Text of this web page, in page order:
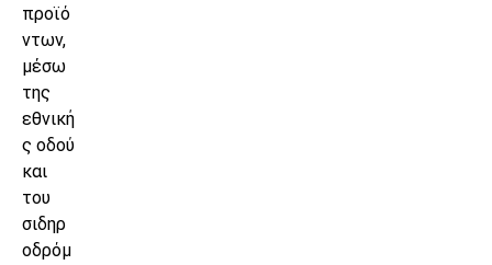
προϊό
ντων,
μέσω
της
εθνική
ς οδού
και
του
σιδηρ
οδρόμ